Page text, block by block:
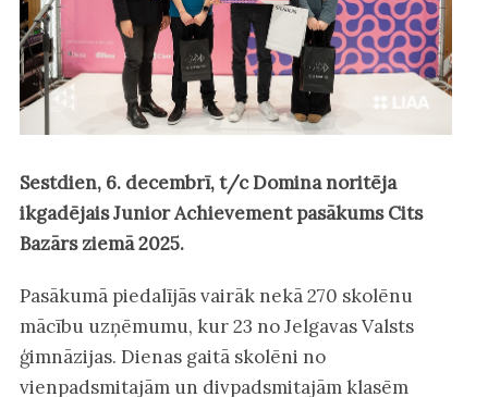
Sestdien, 6. decembrī, t/c Domina noritēja
ikgadējais Junior Achievement pasākums Cits
Bazārs ziemā 2025.
Pasākumā piedalījās vairāk nekā 270 skolēnu
mācību uzņēmumu, kur 23 no Jelgavas Valsts
ģimnāzijas. Dienas gaitā skolēni no
vienpadsmitajām un divpadsmitajām klasēm